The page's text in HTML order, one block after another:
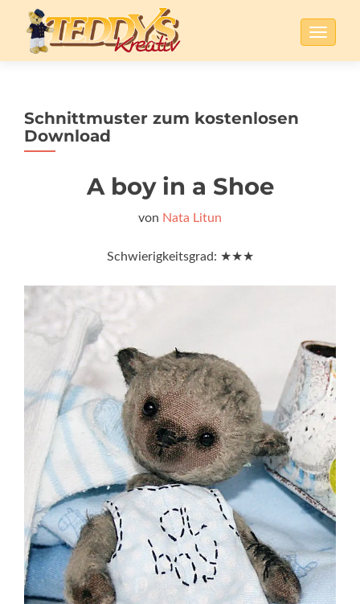
Schnittmuster zum kostenlosen
Download
A boy in a Shoe
von Nata Litun
Schwierigkeitsgrad: ★★★